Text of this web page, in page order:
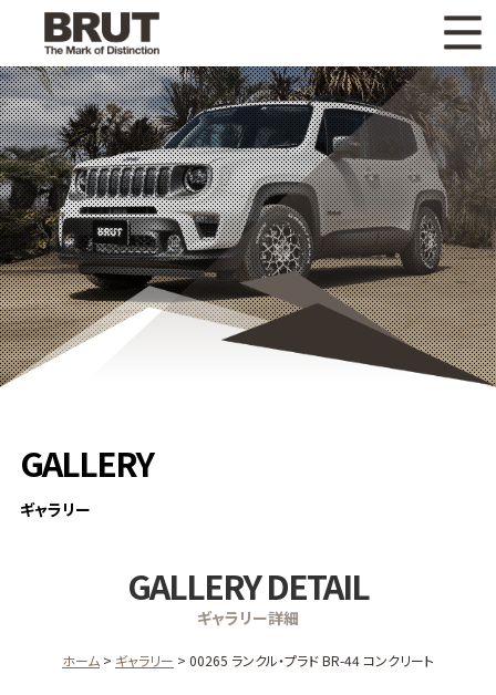
WHAT'S NEW ニュース
WHEEL LINEUP ホイールラインナップ
OTHER PRODUCT 関連製品
GALLERY ギャラリー
CATALOG カタログ請求
PRIVACY POLICY 個人情報保護方針
GALLERY
ギャラリー
GALLERY DETAIL
ギャラリー詳細
ホーム ギャラリー 00265 ランクル・プラド BR-44 コンクリート